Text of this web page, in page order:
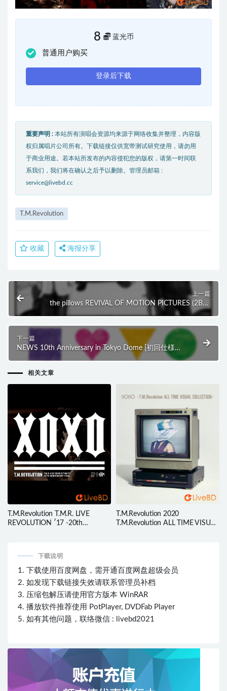
8 蓝光币
普通用户购买
登录后下载
重要声明 : 本站所有演唱会资源均来源于网络收集并整理，内容版
权归属唱片公司所有。下载链接仅供宽带测试研究使用，请勿用
于商业用途。若本站所发布的内容侵犯您的版权，请第一时间联
系我们，我们将在确认之后予以删除。管理员邮箱 :
service@livebd.cc
T.M.Revolution
收藏 海报分享
上一篇
the pillows REVIVAL OF MOTION PICTURES (2BD)
(2014) BD蓝光原盘 61.1G
下一篇
NEWS 10th Anniversary in Tokyo Dome [初回仕様盤]
(3BD) (2014) BD蓝光原盘 93.7G
相关文章
T.M.Revolution T.M.R. LIVE
REVOLUTION ′17 -20th
T.M.Revolution 2020
T.M.Revolution ALL TIME VISUAL
下载说明
1. 下载使用百度网盘，需开通百度网盘超级会员
2. 如发现下载链接失效请联系管理员补档
3. 压缩包解压请使用官方版本 WinRAR
4. 播放软件推荐使用 PotPlayer, DVDFab Player
5. 如有其他问题，联络微信 : livebd2021